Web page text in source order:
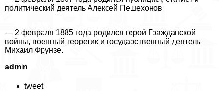
политический деятель Алексей Пешехонов
— 2 февраля 1885 года родился герой Гражданской
войны, военный теоретик и государственный деятель
Михаил Фрунзе.
admin
tweet